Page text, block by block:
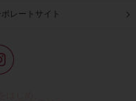
ポレートサイト